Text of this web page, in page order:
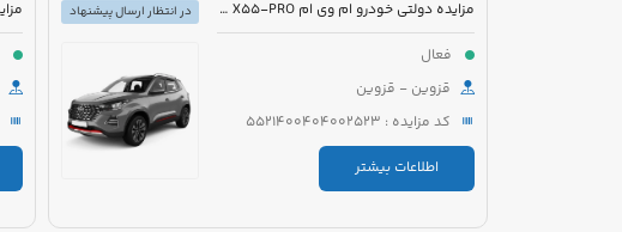
مزایده دولتی خودرو ام وی ام X55-PRO مدل 1401 رنگ مشکی متالیک
فعال
قزوین - قزوین
کد مزایده : 5521400404002523
اطلاعات بیشتر
در انتظار ارسال پیشنهاد